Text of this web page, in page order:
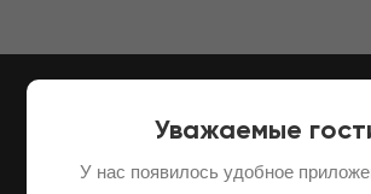
ОПТОВЫЕ ПОСТАВКИ
НАШИ ФЕРМЕРЫ
Уважаемые
У нас появилось удобное